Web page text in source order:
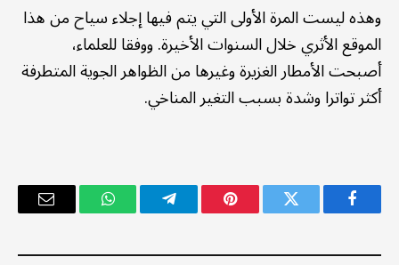
وهذه ليست المرة الأولى التي يتم فيها إجلاء سياح من هذا
الموقع الأثري خلال السنوات الأخيرة. ووفقا للعلماء،
أصبحت الأمطار الغزيرة وغيرها من الظواهر الجوية المتطرفة
أكثر تواترا وشدة بسبب التغير المناخي.
فيسبوك تويتر بينتيريستتيلقرام واتساب
البريد